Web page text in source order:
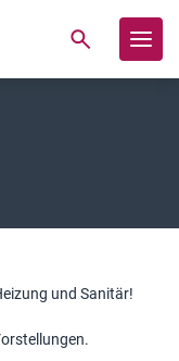
und Sanitär!